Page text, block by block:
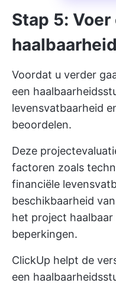
Stap 5: Voer
Voordat u verder
een
levensvatbaarheid
beoordelen.
Deze
factoren zoals
financiële
beschikbaarheid
het project
beperkingen.
ClickUp helpt de
een